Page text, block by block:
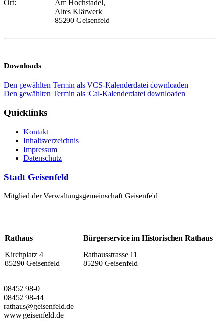
Ort:
Am Hochstadel,
Altes Klärwerk
85290 Geisenfeld
Downloads
Den gewählten Termin als VCS-Kalenderdatei downloaden
Den gewählten Termin als iCal-Kalenderdatei downloaden
Quicklinks
Kontakt
Inhaltsverzeichnis
Impressum
Datenschutz
Stadt Geisenfeld
Mitglied der Verwaltungsgemeinschaft Geisenfeld
Rathaus
Kirchplatz 4
85290 Geisenfeld
Bürgerservice im Historischen Rathaus
Rathausstrasse 11
85290 Geisenfeld
08452 98-0
08452 98-44
rathaus@geisenfeld.de
www.geisenfeld.de